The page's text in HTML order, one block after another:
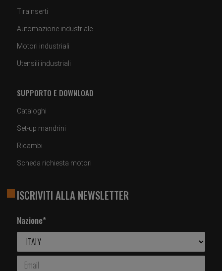
Tirainserti
Automazione industriale
Motori industriali
Utensili industriali
SUPPORTO E DOWNLOAD
Cataloghi
Set-up mandrini
Ricambi
Scheda richiesta motori
ISCRIVITI ALLA NEWSLETTER
Nazione*